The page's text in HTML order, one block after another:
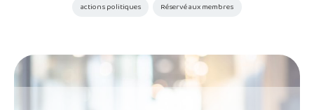
actions politiques Réservé aux membres